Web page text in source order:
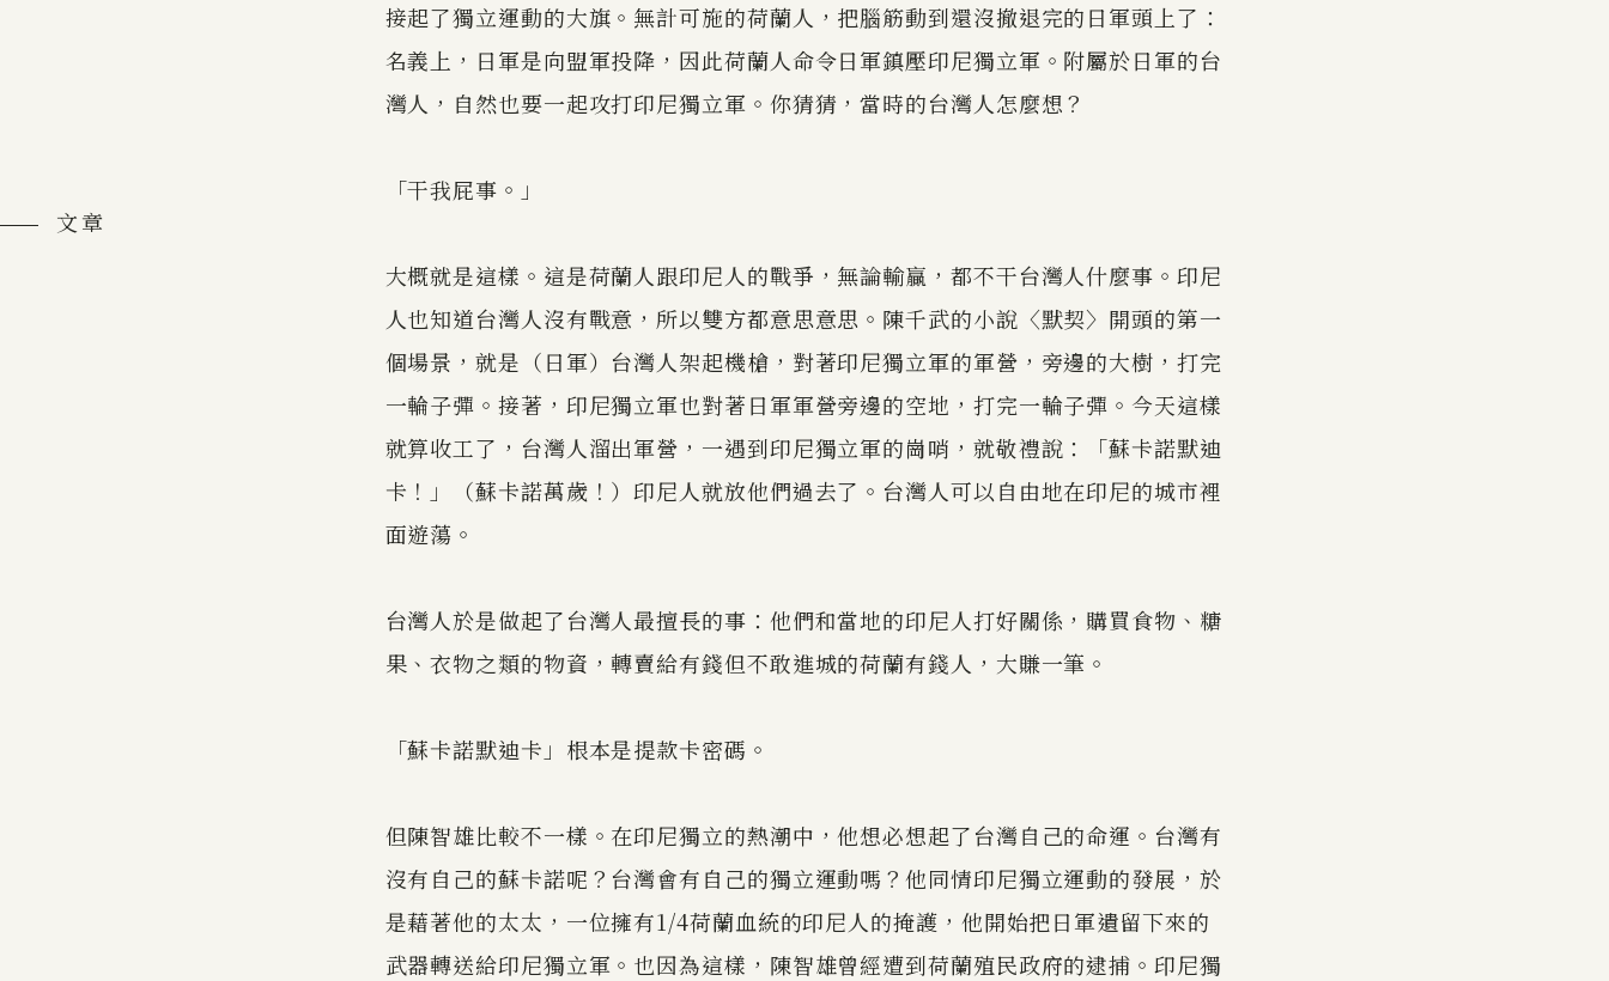
文章
接起了獨立運動的大旗。無計可施的荷蘭人，把腦筋動到還沒撤退完的日軍頭上了：
名義上，日軍是向盟軍投降，因此荷蘭人命令日軍鎮壓印尼獨立軍。附屬於日軍的台
灣人，自然也要一起攻打印尼獨立軍。你猜猜，當時的台灣人怎麼想？
「干我屁事。」
大概就是這樣。這是荷蘭人跟印尼人的戰爭，無論輸贏，都不干台灣人什麼事。印尼
人也知道台灣人沒有戰意，所以雙方都意思意思。陳千武的小說〈默契〉開頭的第一
個場景，就是（日軍）台灣人架起機槍，對著印尼獨立軍的軍營，旁邊的大樹，打完
一輪子彈。接著，印尼獨立軍也對著日軍軍營旁邊的空地，打完一輪子彈。今天這樣
就算收工了，台灣人溜出軍營，一遇到印尼獨立軍的崗哨，就敬禮說：「蘇卡諾默迪
卡！」（蘇卡諾萬歲！）印尼人就放他們過去了。台灣人可以自由地在印尼的城市裡
面遊蕩。
台灣人於是做起了台灣人最擅長的事：他們和當地的印尼人打好關係，購買食物、糖
果、衣物之類的物資，轉賣給有錢但不敢進城的荷蘭有錢人，大賺一筆。
「蘇卡諾默迪卡」根本是提款卡密碼。
但陳智雄比較不一樣。在印尼獨立的熱潮中，他想必想起了台灣自己的命運。台灣有
沒有自己的蘇卡諾呢？台灣會有自己的獨立運動嗎？他同情印尼獨立運動的發展，於
是藉著他的太太，一位擁有1/4荷蘭血統的印尼人的掩護，他開始把日軍遺留下來的
武器轉送給印尼獨立軍。也因為這樣，陳智雄曾經遭到荷蘭殖民政府的逮捕。印尼獨